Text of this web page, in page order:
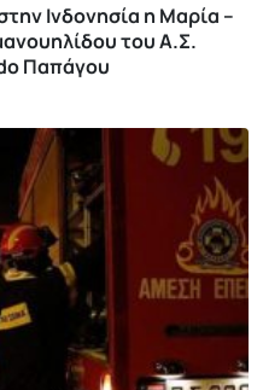
Ινδονησία η Μαρία –
του Α.Σ.
Παπάγου